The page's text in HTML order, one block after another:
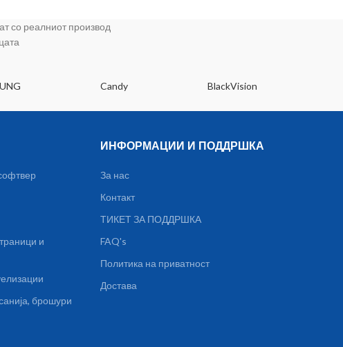
со реалниот производ
Candy BlackVision
и
брошури
ИНФОРМАЦИИ И ПОДДРШКА
За нас
Контакт
ТИКЕТ ЗА ПОДДРШКА
FAQ's
Политика на приватност
Достава